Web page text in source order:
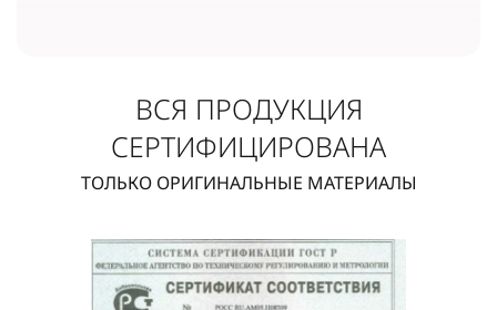
ВСЯ ПРОДУКЦИЯ
СЕРТИФИЦИРОВАНА
ТОЛЬКО ОРИГИНАЛЬНЫЕ МАТЕРИАЛЫ